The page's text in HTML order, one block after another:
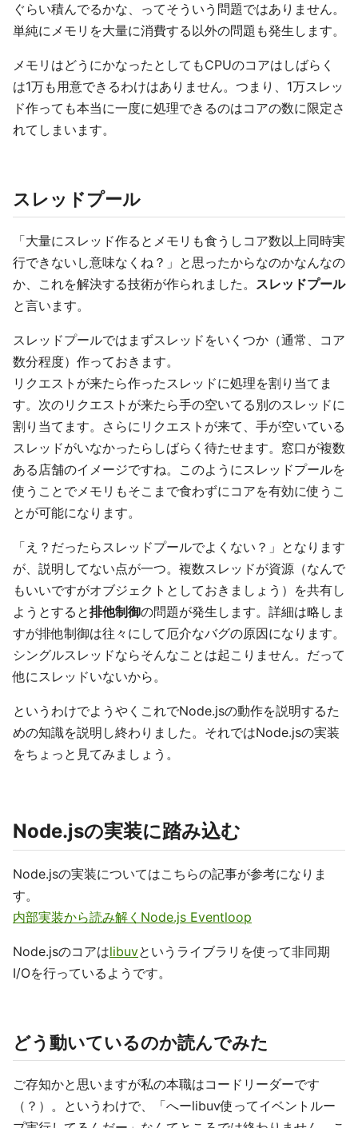
ぐらい積んでるかな、ってそういう問題ではありません。
単純にメモリを大量に消費する以外の問題も発生します。
メモリはどうにかなったとしてもCPUのコアはしばらく
は1万も用意できるわけはありません。つまり、1万スレッ
ド作っても本当に一度に処理できるのはコアの数に限定さ
れてしまいます。
スレッドプール
「大量にスレッド作るとメモリも食うしコア数以上同時実
行できないし意味なくね？」と思ったからなのかなんなの
か、これを解決する技術が作られました。 スレッドプール
と言います。
スレッドプールではまずスレッドをいくつか（通常、コア
数分程度）作っておきます。
リクエストが来たら作ったスレッドに処理を割り当てま
す。次のリクエストが来たら手の空いてる別のスレッドに
割り当てます。さらにリクエストが来て、手が空いている
スレッドがいなかったらしばらく待たせます。窓口が複数
ある店舗のイメージですね。このようにスレッドプールを
使うことでメモリもそこまで食わずにコアを有効に使うこ
とが可能になります。
「え？だったらスレッドプールでよくない？」となります
が、説明してない点が一つ。複数スレッドが資源（なんで
もいいですがオブジェクトとしておきましょう）を共有し
ようとすると排他制御の問題が発生します。詳細は略しま
すが排他制御は往々にして厄介なバグの原因になります。
シングルスレッドならそんなことは起こりません。だって
他にスレッドいないから。
というわけでようやくこれでNode.jsの動作を説明するた
めの知識を説明し終わりました。それではNode.jsの実装
をちょっと見てみましょう。
Node.jsの実装に踏み込む
Node.jsの実装についてはこちらの記事が参考になりま
す。
内部実装から読み解くNode.js Eventloop
Node.jsのコアはlibuvというライブラリを使って非同期
I/Oを行っているようです。
どう動いているのか読んでみた
ご存知かと思いますが私の本職はコードリーダーです
（？）。というわけで、「へーlibuv使ってイベントルー